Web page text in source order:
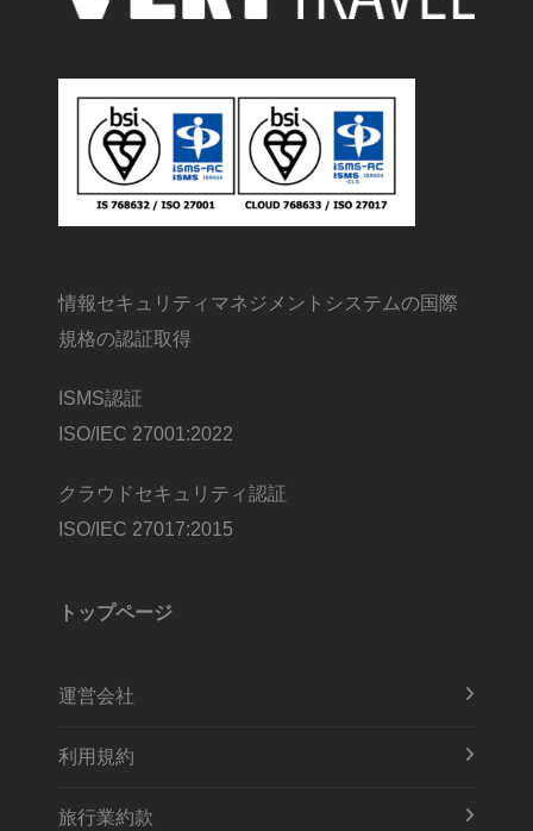
情報セキュリティマネジメントシステムの国際
規格の認証取得
ISMS認証
ISO/IEC 27001:2022
クラウドセキュリティ認証
ISO/IEC 27017:2015
トップページ
運営会社
利用規約
旅行業約款